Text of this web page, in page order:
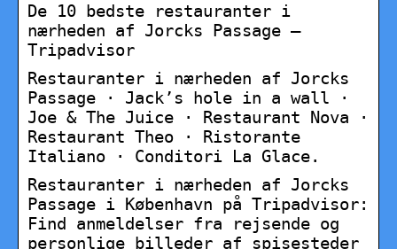
De 10 bedste restauranter i
nærheden af Jorcks Passage –
Tripadvisor
Restauranter i nærheden af Jorcks
Passage · Jack’s hole in a wall ·
Joe & The Juice · Restaurant Nova ·
Restaurant Theo · Ristorante
Italiano · Conditori La Glace.
Restauranter i nærheden af Jorcks
Passage i København på Tripadvisor:
Find anmeldelser fra rejsende og
personlige billeder af spisesteder